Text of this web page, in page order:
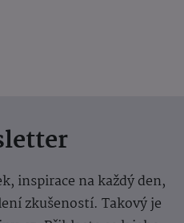
inspirace na každý den,
zkušeností. Takový je